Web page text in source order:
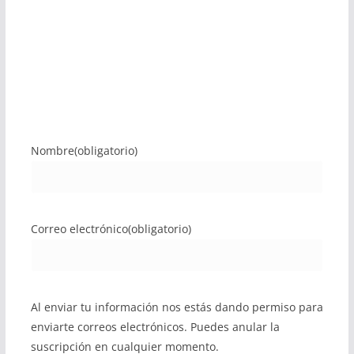
Nombre(obligatorio)
Correo electrónico(obligatorio)
Al enviar tu información nos estás dando permiso para
enviarte correos electrónicos. Puedes anular la
suscripción en cualquier momento.